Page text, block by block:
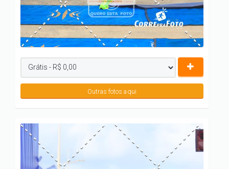
Outras fotos aqui